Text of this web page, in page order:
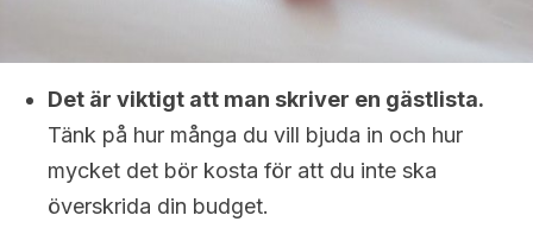
Det är viktigt att man skriver en gästlista.
Tänk på hur många du vill bjuda in och hur
mycket det bör kosta för att du inte ska
överskrida din budget.